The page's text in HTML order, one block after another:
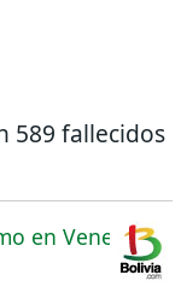
589 fallecidos